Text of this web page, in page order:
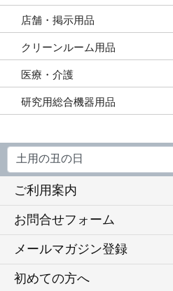
店舗・掲示用品
クリーンルーム用品
医療・介護
研究用総合機器用品
ご利用案内
お問合せフォーム
メールマガジン登録
初めての方へ